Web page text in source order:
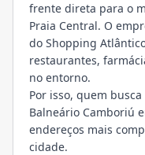
frente direta para o
Praia Central. O
do Shopping
restaurantes,
no entorno.
Por isso, quem
Balneário Camboriú
endereços mais
cidade.